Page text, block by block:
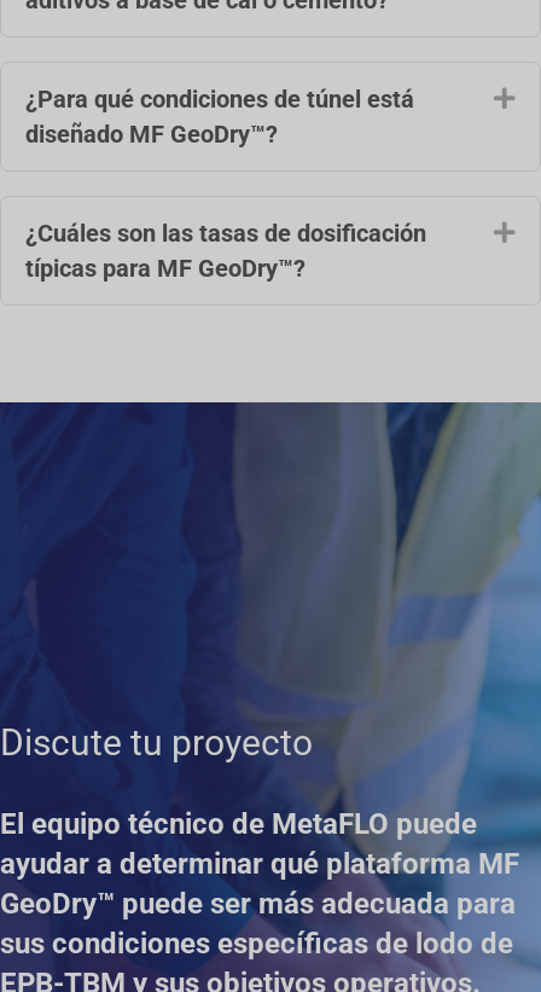
¿Para qué condiciones de túnel está
diseñado MF GeoDry™?
¿Cuáles son las tasas de dosificación
típicas para MF GeoDry™?
Discute tu proyecto
El equipo técnico de MetaFLO puede
ayudar a determinar qué plataforma MF
GeoDry™ puede ser más adecuada para
sus condiciones específicas de lodo de
EPB-TBM y sus objetivos operativos.